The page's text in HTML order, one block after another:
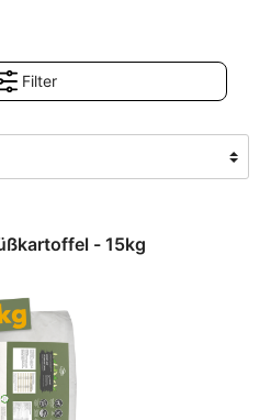
Filter
Pferd mit Süßkartoffel - 15kg